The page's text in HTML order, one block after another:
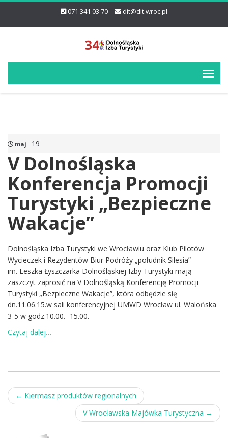
071 341 03 70 dit@dit.wroc.pl
maj 19
V Dolnośląska
Konferencja Promocji
Turystyki „Bezpieczne
Wakacje”
Dolnośląska Izba Turystyki we Wrocławiu oraz Klub Pilotów
Wycieczek i Rezydentów Biur Podróży „południk Silesia”
im. Leszka Łyszczarka Dolnośląskiej Izby Turystyki mają
zaszczyt zaprosić na V Dolnośląską Konferencję Promocji
Turystyki „Bezpieczne Wakacje”, która odbędzie się
dn.11.06.15.w sali konferencyjnej UMWD Wrocław ul. Walońska
3-5 w godz.10.00.- 15.00.
Czytaj dalej…
Post
navigation
← Kiermasz produktów regionalnych
V Wrocławska Majówka Turystyczna →